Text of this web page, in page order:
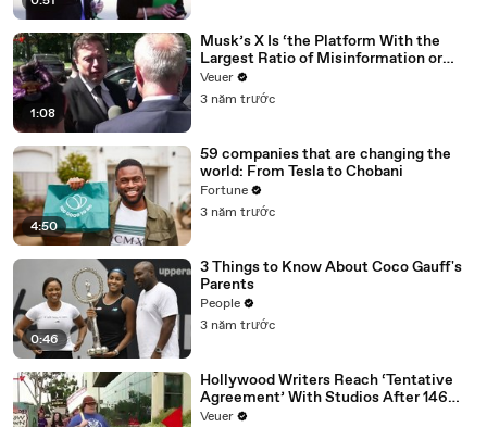
1:08
Musk’s X Is ‘the Platform With the
Largest Ratio of Misinformation or
Disinformation’ Amongst All Social
Media Platforms
Veuer
3 năm trước
4:50
59 companies that are changing the
world: From Tesla to Chobani
Fortune
3 năm trước
0:46
3 Things to Know About Coco Gauff's
Parents
People
3 năm trước
Hollywood Writers Reach ‘Tentative
Agreement’ With Studios After 146
Day Strike
Veuer